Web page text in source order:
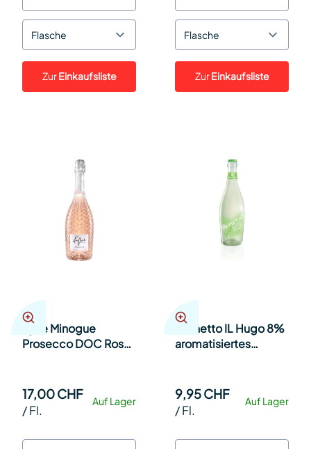
Flasche
ZurEinkaufsliste
Flasche
ZurEinkaufsliste
Kylie Minogue
Prosecco DOC Rosé
Auf Lager
17,00 CHF
/Fl.
Mionetto IL Hugo 8%
aromatisiertes
Auf Lager
9,95 CHF
/Fl.